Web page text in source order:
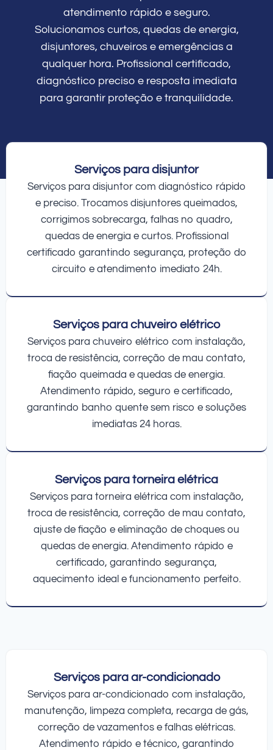
atendimento rápido e seguro.
Solucionamos curtos, quedas de energia,
disjuntores, chuveiros e emergências a
qualquer hora. Profissional certificado,
diagnóstico preciso e resposta imediata
para garantir proteção e tranquilidade.
Serviços para disjuntor
Serviços para disjuntor com diagnóstico rápido
e preciso. Trocamos disjuntores queimados,
corrigimos sobrecarga, falhas no quadro,
quedas de energia e curtos. Profissional
certificado garantindo segurança, proteção do
circuito e atendimento imediato 24h.
Serviços para chuveiro elétrico
Serviços para chuveiro elétrico com instalação,
troca de resistência, correção de mau contato,
fiação queimada e quedas de energia.
Atendimento rápido, seguro e certificado,
garantindo banho quente sem risco e soluções
imediatas 24 horas.
Serviços para torneira elétrica
Serviços para torneira elétrica com instalação,
troca de resistência, correção de mau contato,
ajuste de fiação e eliminação de choques ou
quedas de energia. Atendimento rápido e
certificado, garantindo segurança,
aquecimento ideal e funcionamento perfeito.
Serviços para ar-condicionado
Serviços para ar-condicionado com instalação,
manutenção, limpeza completa, recarga de gás,
correção de vazamentos e falhas elétricas.
Atendimento rápido e técnico, garantindo